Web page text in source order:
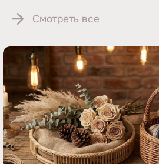
Смотреть все